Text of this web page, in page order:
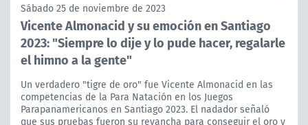
Sábado 25 de noviembre de 2023
Vicente Almonacid y su emoción en Santiago
2023: "Siempre lo dije y lo pude hacer, regalarle
el himno a la gente"
Un verdadero "tigre de oro" fue Vicente Almonacid en las
competencias de la Para Natación en los Juegos
Parapanamericanos en Santiago 2023. El nadador señaló
que sus pruebas fueron su revancha para conseguir el oro y